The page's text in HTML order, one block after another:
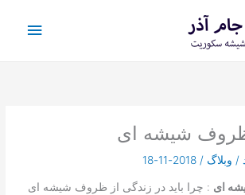
ظروف شیشه ای
/ وبلاگ /
2018-11-18
ای : چرا باید در زندگی از ظروف شیشه ای